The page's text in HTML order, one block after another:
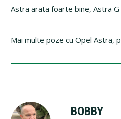
Astra arata foarte bine, Astra
Mai multe poze cu Opel Astra,
BOBBY